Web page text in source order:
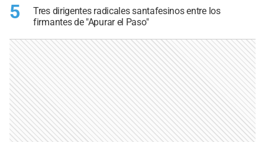
5
Tres dirigentes radicales santafesinos entre los
firmantes de "Apurar el Paso"